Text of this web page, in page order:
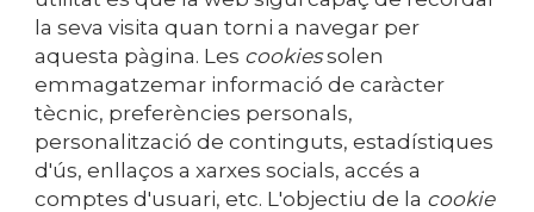
la seva visita quan torni a navegar per
aquesta pàgina. Les cookiessolen
emmagatzemar informació de caràcter
tècnic, preferències personals,
personalització de continguts, estadístiques
d'ús, enllaços a xarxes socials, accés a
comptes d'usuari, etc. L'objectiu de la cookie